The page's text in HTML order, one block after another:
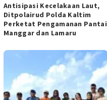
Antisipasi Kecelakaan Laut,
Ditpolairud Polda Kaltim
Perketat Pengamanan Pantai
Manggar dan Lamaru